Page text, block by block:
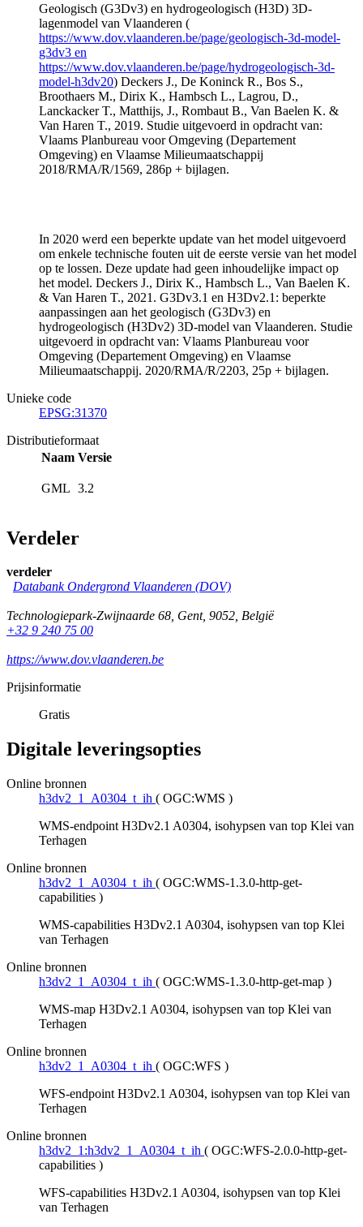
Geologisch (G3Dv3) en hydrogeologisch (H3D) 3D-
lagenmodel van Vlaanderen (
https://www.dov.vlaanderen.be/page/geologisch-3d-model-
g3dv3 en
https://www.dov.vlaanderen.be/page/hydrogeologisch-3d-
model-h3dv20) Deckers J., De Koninck R., Bos S.,
Broothaers M., Dirix K., Hambsch L., Lagrou, D.,
Lanckacker T., Matthijs, J., Rombaut B., Van Baelen K. &
Van Haren T., 2019. Studie uitgevoerd in opdracht van:
Vlaams Planbureau voor Omgeving (Departement
Omgeving) en Vlaamse Milieumaatschappij
2018/RMA/R/1569, 286p + bijlagen.
In 2020 werd een beperkte update van het model uitgevoerd
om enkele technische fouten uit de eerste versie van het model
op te lossen. Deze update had geen inhoudelijke impact op
het model. Deckers J., Dirix K., Hambsch L., Van Baelen K.
& Van Haren T., 2021. G3Dv3.1 en H3Dv2.1: beperkte
aanpassingen aan het geologisch (G3Dv3) en
hydrogeologisch (H3Dv2) 3D-model van Vlaanderen. Studie
uitgevoerd in opdracht van: Vlaams Planbureau voor
Omgeving (Departement Omgeving) en Vlaamse
Milieumaatschappij. 2020/RMA/R/2203, 25p + bijlagen.
Unieke code
EPSG:31370
Distributieformaat
Naam Versie
GML 3.2
Verdeler
verdeler
Databank Ondergrond Vlaanderen (DOV)
Technologiepark-Zwijnaarde 68, Gent, 9052, België
+32 9 240 75 00
https://www.dov.vlaanderen.be
Prijsinformatie
Gratis
Digitale leveringsopties
Online bronnen
h3dv2_1_A0304_t_ih ( OGC:WMS )
WMS-endpoint H3Dv2.1 A0304, isohypsen van top Klei van
Terhagen
Online bronnen
h3dv2_1_A0304_t_ih ( OGC:WMS-1.3.0-http-get-
capabilities )
WMS-capabilities H3Dv2.1 A0304, isohypsen van top Klei
van Terhagen
Online bronnen
h3dv2_1_A0304_t_ih ( OGC:WMS-1.3.0-http-get-map )
WMS-map H3Dv2.1 A0304, isohypsen van top Klei van
Terhagen
Online bronnen
h3dv2_1_A0304_t_ih ( OGC:WFS )
WFS-endpoint H3Dv2.1 A0304, isohypsen van top Klei van
Terhagen
Online bronnen
h3dv2_1:h3dv2_1_A0304_t_ih ( OGC:WFS-2.0.0-http-get-
capabilities )
WFS-capabilities H3Dv2.1 A0304, isohypsen van top Klei
van Terhagen